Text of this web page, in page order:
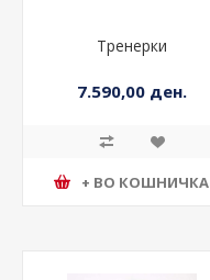
Тренерки
7.590,00 ден.
+ ВО КОШНИЧКА